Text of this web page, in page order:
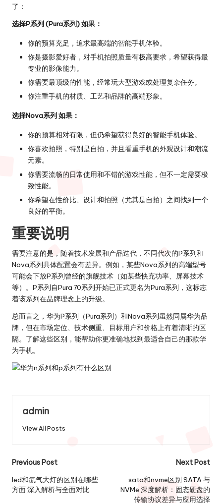
了：
选择P系列 (Pura系列) 如果：
你的预算充足，追求最高端的智能手机体验。
你是摄影爱好者，对手机拍照质量有极高要求，希望获得最
专业的影像能力。
你需要最顶级的性能，经常玩大型游戏或处理复杂任务。
你注重手机的材质、工艺和品牌的高端形象。
选择Nova系列 如果：
你的预算相对有限，但仍希望获得良好的智能手机体验。
你喜欢拍照，特别是自拍，并且看重手机的外观设计和潮流
元素。
你需要流畅的日常使用和不错的游戏性能，但不一定需要极
致性能。
你希望在性价比、设计和拍照（尤其是自拍）之间找到一个
良好的平衡。
重要说明
需要注意的是，随着技术发展和产品迭代，不同代次的P系列和
Nova系列具体配置会有差异。例如，某些Nova系列的高端型号
可能会下放P系列曾经的旗舰技术（如某些快充功率、屏幕技术
等）。P系列自Pura 70系列开始已正式更名为Pura系列，这标志
着该系列在品牌理念上的升级。
总而言之，华为P系列（Pura系列）和Nova系列虽然同属华为品
牌，但在市场定位、技术侧重、目标用户和价格上有着清晰的区
隔。了解这些区别，能帮助你更准确地找到最适合自己的那款华
为手机。
admin
View All Posts
Post
navigation
Previous Post
led和氙气大灯的区别在哪些
方面 深入解析与全面对比
Next Post
sata和nvme区别 SATA 与
NVMe 深度解析：固态硬盘的
传输协议差异与应用选择​